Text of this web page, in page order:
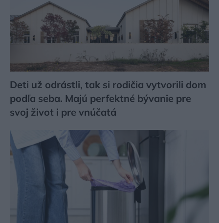
Deti už odrástli, tak si rodičia vytvorili dom
podľa seba. Majú perfektné bývanie pre
svoj život i pre vnúčatá